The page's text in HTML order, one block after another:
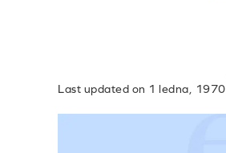
Last updated on 1 ledna, 1970